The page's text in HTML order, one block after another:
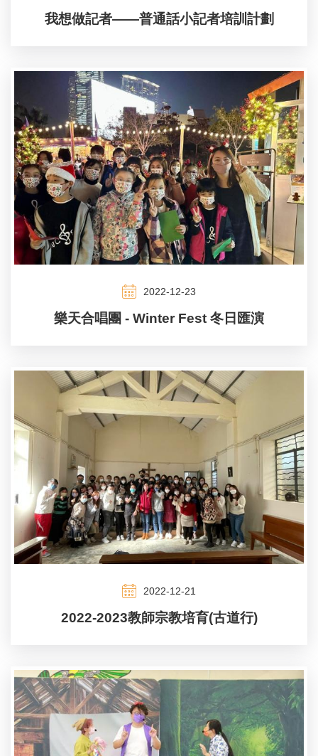
我想做記者——普通話小記者培訓計劃
2022-12-23
樂天合唱團 - Winter Fest 冬日匯演
2022-12-21
2022-2023教師宗教培育(古道行)